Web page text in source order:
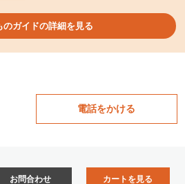
のガイドの詳細を見る
電話をかける
お問合わせ カートを見る